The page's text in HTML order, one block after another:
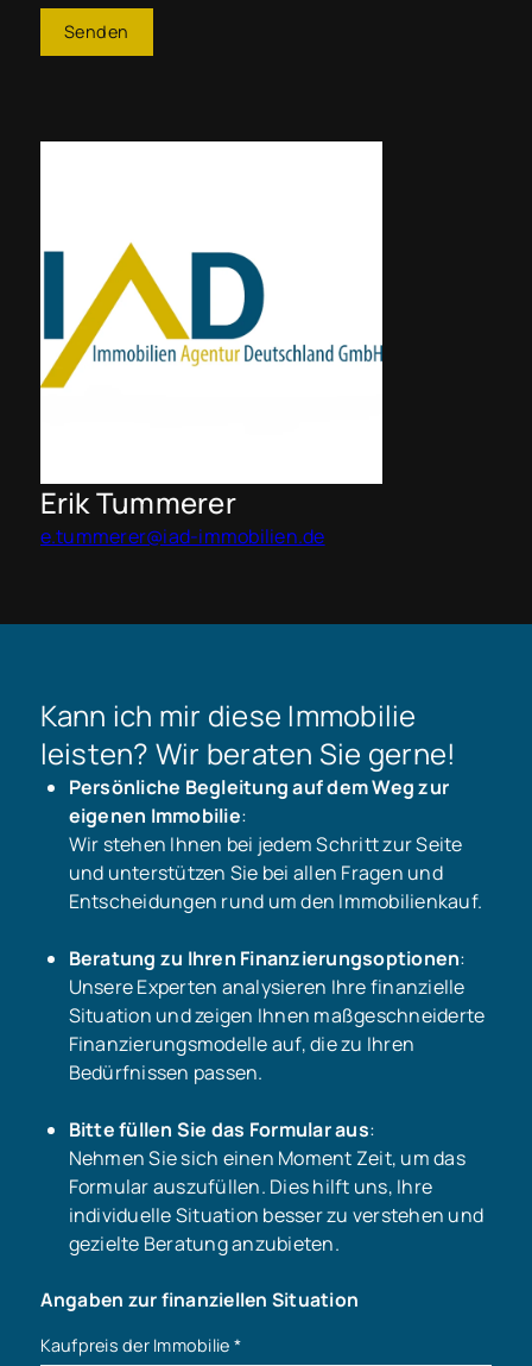
Senden
Erik Tummerer
e.tummerer@iad-immobilien.de
Kann ich mir diese Immobilie
leisten? Wir beraten Sie gerne!
Persönliche Begleitung auf dem Weg zur
eigenen Immobilie:
Wir stehen Ihnen bei jedem Schritt zur Seite
und unterstützen Sie bei allen Fragen und
Entscheidungen rund um den Immobilienkauf.
Beratung zu Ihren Finanzierungsoptionen:
Unsere Experten analysieren Ihre finanzielle
Situation und zeigen Ihnen maßgeschneiderte
Finanzierungsmodelle auf, die zu Ihren
Bedürfnissen passen.
Bitte füllen Sie das Formular aus:
Nehmen Sie sich einen Moment Zeit, um das
Formular auszufüllen. Dies hilft uns, Ihre
individuelle Situation besser zu verstehen und
gezielte Beratung anzubieten.
Angaben zur finanziellen Situation
Kaufpreis der Immobilie *